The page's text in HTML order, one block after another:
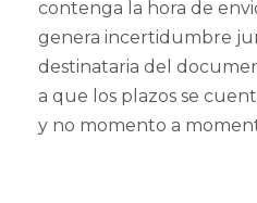
contenga la hora de
genera incertidumbre
destinataria del
a que los plazos se
y no momento a